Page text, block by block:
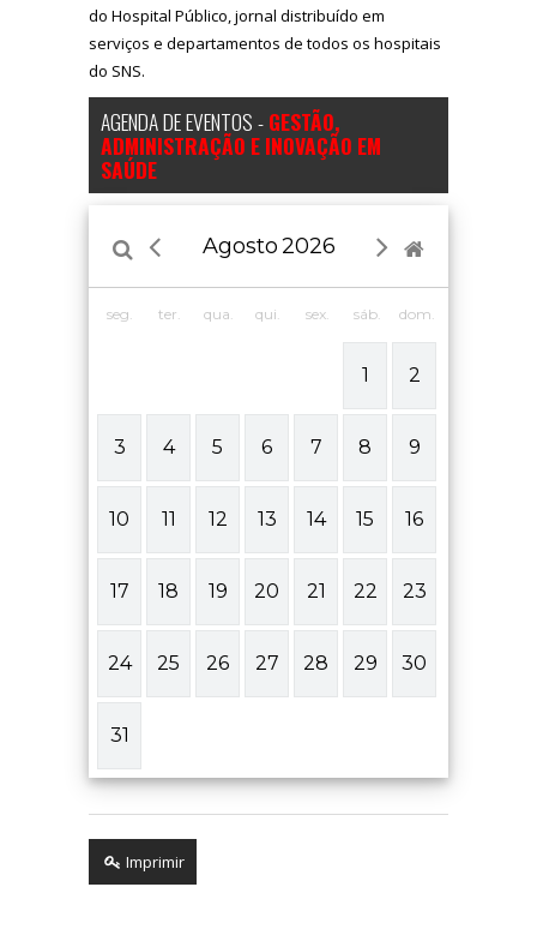
do Hospital Público, jornal distribuído em
serviços e departamentos de todos os hospitais
do SNS.
AGENDA DE EVENTOS -GESTÃO,
ADMINISTRAÇÃO E INOVAÇÃO EM
SAÚDE
Agosto2026
seg. ter. qua. qui. sex. sáb. dom.
1 2
3 4 5 6 7 8 9
10 11 12 13 14 15 16
17 18 19 20 21 22 23
24 25 26 27 28 29 30
31
Imprimir